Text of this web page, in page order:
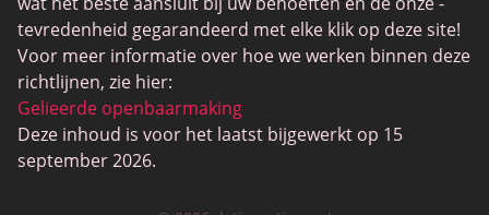
LatinAmericanCupid
CatholicMatch
tevredenheid gegarandeerd met elke klik op deze site!
Voor meer informatie over hoe we werken binnen deze
richtlijnen, zie hier:
Gelieerde openbaarmaking
Deze inhoud is voor het laatst bijgewerkt op 15
september 2026.